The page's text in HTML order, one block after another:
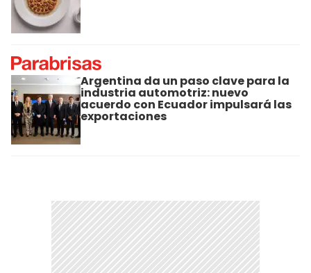
Argentina da un paso clave para la
industria automotriz: nuevo
acuerdo con Ecuador impulsará las
exportaciones